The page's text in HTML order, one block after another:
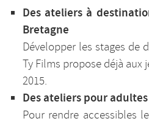
Des ateliers à
Bretagne
Développer les stages de
Ty Films propose déjà aux
2015.
Des ateliers pour adultes
Pour rendre accessibles